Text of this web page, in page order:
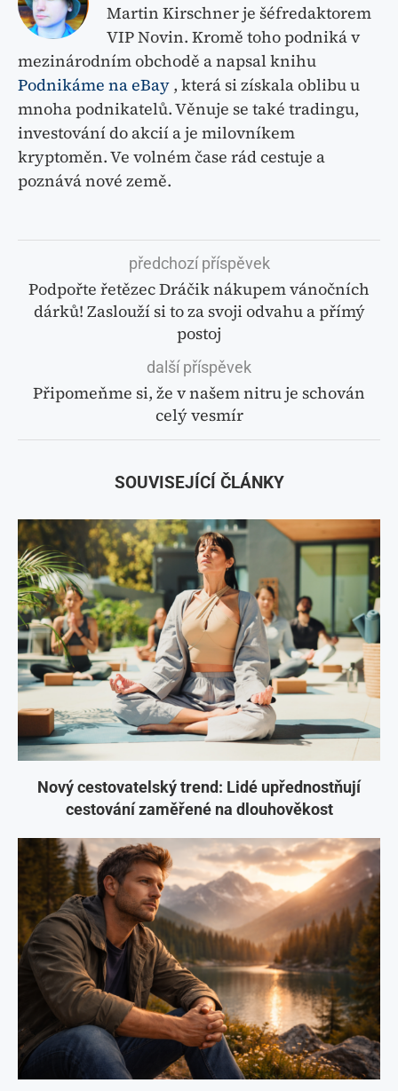
Martin Kirschner je šéfredaktorem
VIP Novin. Kromě toho podniká v
mezinárodním obchodě a napsal knihu
Podnikáme na eBay , která si získala oblibu u
mnoha podnikatelů. Věnuje se také tradingu,
investování do akcií a je milovníkem
kryptoměn. Ve volném čase rád cestuje a
poznává nové země.
předchozí příspěvek
Podpořte řetězec Dráčik nákupem vánočních
dárků! Zaslouží si to za svoji odvahu a přímý
postoj
další příspěvek
Připomeňme si, že v našem nitru je schován
celý vesmír
SOUVISEJÍCÍ ČLÁNKY
Nový cestovatelský trend: Lidé upřednostňují
cestování zaměřené na dlouhověkost